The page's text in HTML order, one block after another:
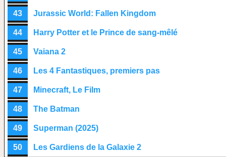
43 Jurassic World: Fallen Kingdom
44 Harry Potter et le Prince de sang-mêlé
45 Vaiana 2
46 Les 4 Fantastiques, premiers pas
47 Minecraft, Le Film
48 The Batman
49 Superman (2025)
50 Les Gardiens de la Galaxie 2